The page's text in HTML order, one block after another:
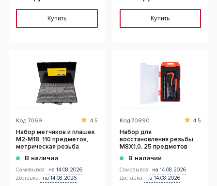
Купить Купить
Код 7069 4.5
Набор метчиков и плашек
М2-М18, 110 предметов,
метрическая резьба
В наличии
Самовывоз: на 14.08.2026
Доставка: на 14.08.2026
Код 70890 4.5
Набор для
восстановления резьбы
М8Х1,0. 25 предметов
В наличии
Самовывоз: на 14.08.2026
Доставка: на 14.08.2026